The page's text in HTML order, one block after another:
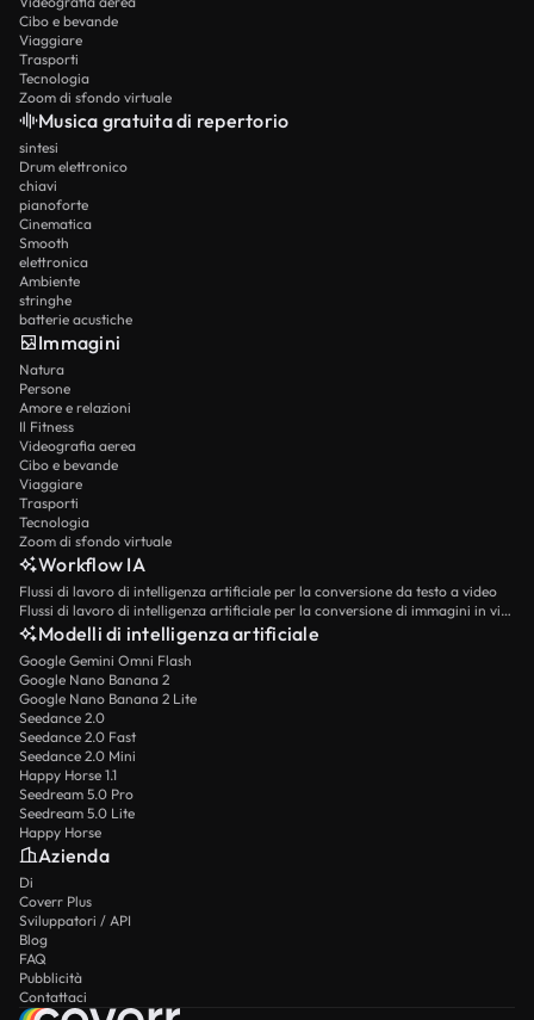
Cibo e bevande
Viaggiare
Trasporti
Tecnologia
Zoom di sfondo virtuale
Musica gratuita di repertorio
sintesi
Drum elettronico
chiavi
pianoforte
Cinematica
Smooth
elettronica
Ambiente
stringhe
batterie acustiche
Immagini
Natura
Persone
Amore e relazioni
Il Fitness
Videografia aerea
Cibo e bevande
Viaggiare
Trasporti
Tecnologia
Zoom di sfondo virtuale
Workflow IA
Flussi di lavoro di intelligenza artificiale per la conversione da testo a video
Flussi di lavoro di intelligenza artificiale per la conversione di immagini in video
Modelli di intelligenza artificiale
Google Gemini Omni Flash
Google Nano Banana 2
Google Nano Banana 2 Lite
Seedance 2.0
Seedance 2.0 Fast
Seedance 2.0 Mini
Happy Horse 1.1
Seedream 5.0 Pro
Seedream 5.0 Lite
Happy Horse
Azienda
Di
Coverr Plus
Sviluppatori / API
Blog
FAQ
Pubblicità
Contattaci